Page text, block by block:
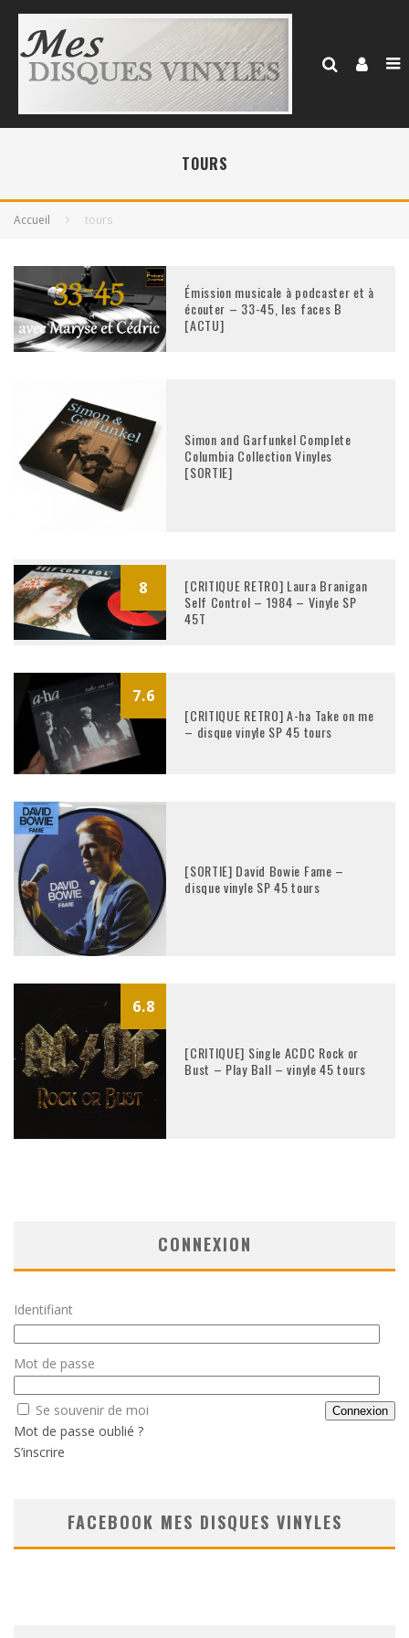
TOURS
Accueil tours
Émission musicale à podcaster et à
écouter – 33-45, les faces B
[ACTU]
Simon and Garfunkel Complete
Columbia Collection Vinyles
[SORTIE]
8
[CRITIQUE RETRO] Laura Branigan
Self Control – 1984 – Vinyle SP
45T
7.6
[CRITIQUE RETRO] A-ha Take on me
– disque vinyle SP 45 tours
[SORTIE] David Bowie Fame –
disque vinyle SP 45 tours
6.8
[CRITIQUE] Single ACDC Rock or
Bust – Play Ball – vinyle 45 tours
CONNEXION
Identifiant
Mot de passe
Se souvenir de moi
Mot de passe oublié ?
S’inscrire
FACEBOOK MES DISQUES VINYLES